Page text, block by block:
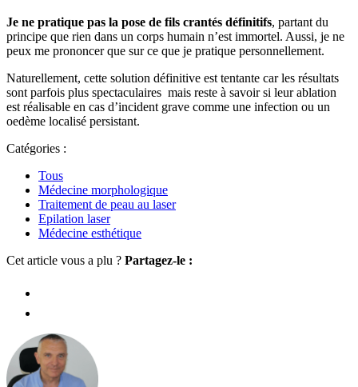
Je ne pratique pas la pose de fils crantés définitifs, partant du
principe que rien dans un corps humain n’est immortel. Aussi, je ne
peux me prononcer que sur ce que je pratique personnellement.
Naturellement, cette solution définitive est tentante car les résultats
sont parfois plus spectaculaires mais reste à savoir si leur ablation
est réalisable en cas d’incident grave comme une infection ou un
oedème localisé persistant.
Catégories :
Tous
Médecine morphologique
Traitement de peau au laser
Epilation laser
Médecine esthétique
Cet article vous a plu ? Partagez-le :